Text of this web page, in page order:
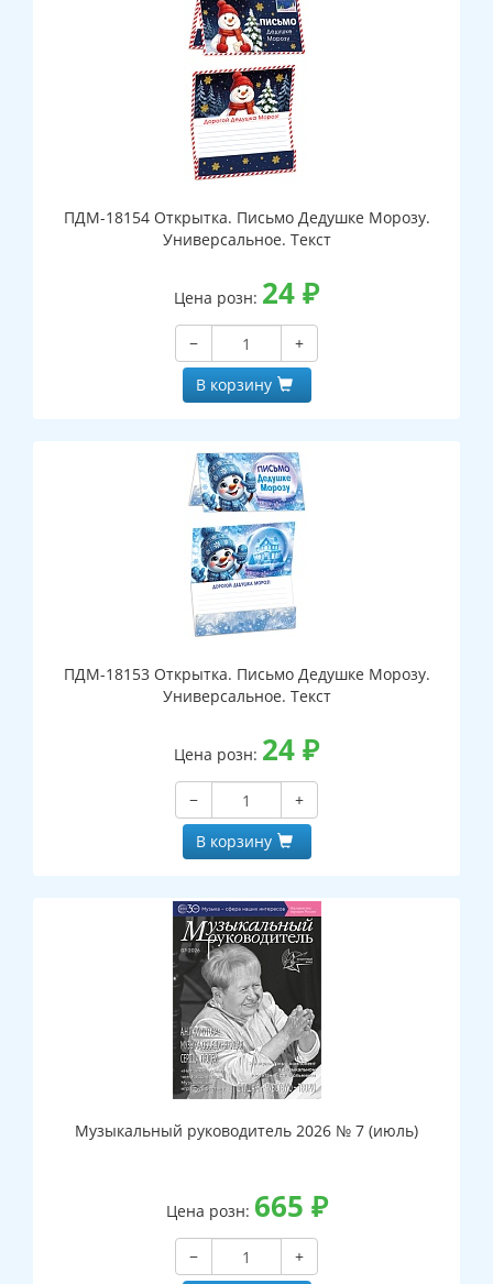
ПДМ-18154 Открытка. Письмо Дедушке Морозу.
Универсальное. Текст
Цена розн: 24₽
−
+
В корзину
ПДМ-18153 Открытка. Письмо Дедушке Морозу.
Универсальное. Текст
Цена розн: 24₽
−
+
В корзину
Музыкальный руководитель 2026 № 7 (июль)
Цена розн: 665 ₽
−
+